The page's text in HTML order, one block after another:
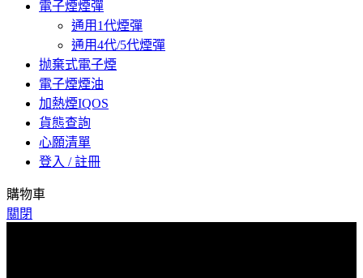
電子煙煙彈
通用1代煙彈
通用4代/5代煙彈
抛棄式電子煙
電子煙煙油
加熱煙IQOS
貨態查詢
心願清單
登入 / 註冊
購物車
關閉